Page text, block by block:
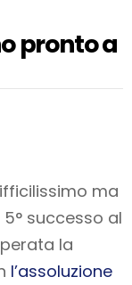
pronto a
ma
successo al
la
l’assoluzione